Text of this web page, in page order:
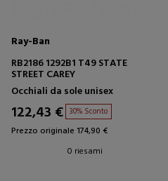
Ray-Ban
RB2186 1292B1 T49 STATE
STREET CAREY
Occhiali da sole unisex
122,43 € 30% Sconto
Prezzo originale 174,90 €
0 riesami